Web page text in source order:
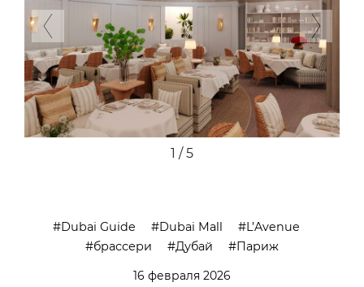
Previous
1 / 5
Dubai Guide Dubai Mall
L’Avenue
брассери
Дубай
Париж
16 февраля 2026